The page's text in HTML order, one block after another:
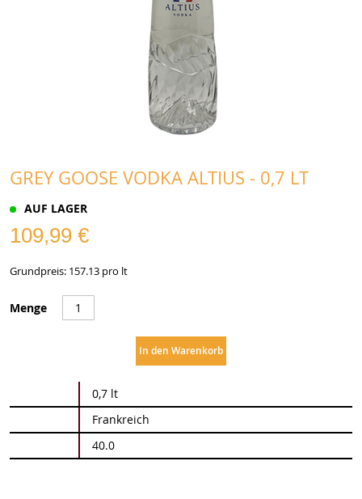
GREY GOOSE VODKA ALTIUS - 0,7 LT
AUF LAGER
109,99 €
Grundpreis: 157.13 pro lt
Menge
In den Warenkorb
Informationen
0,7 lt
Frankreich
40.0